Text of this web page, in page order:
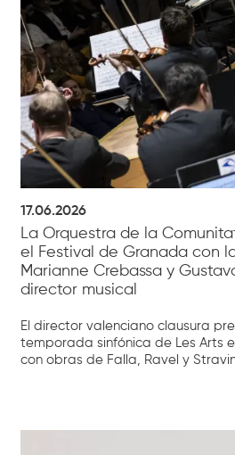
17.06.2026
La Orquestra de la
el Festival de Granada con
Marianne Crebassa y
director musical
El director valenciano clausura
temporada sinfónica de Les Arts
con obras de Falla, Ravel y